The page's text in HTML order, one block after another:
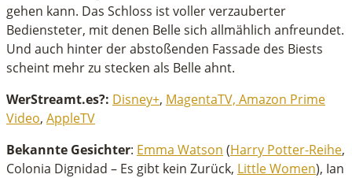
gehen kann. Das Schloss ist voller verzauberter
Bediensteter, mit denen Belle sich allmählich anfreundet.
Und auch hinter der abstoßenden Fassade des Biests
scheint mehr zu stecken als Belle ahnt.
WerStreamt.es?: Disney+, MagentaTV, Amazon Prime
Video, AppleTV
Bekannte Gesichter: Emma Watson (Harry Potter-Reihe,
Colonia Dignidad – Es gibt kein Zurück, Little Women), Ian